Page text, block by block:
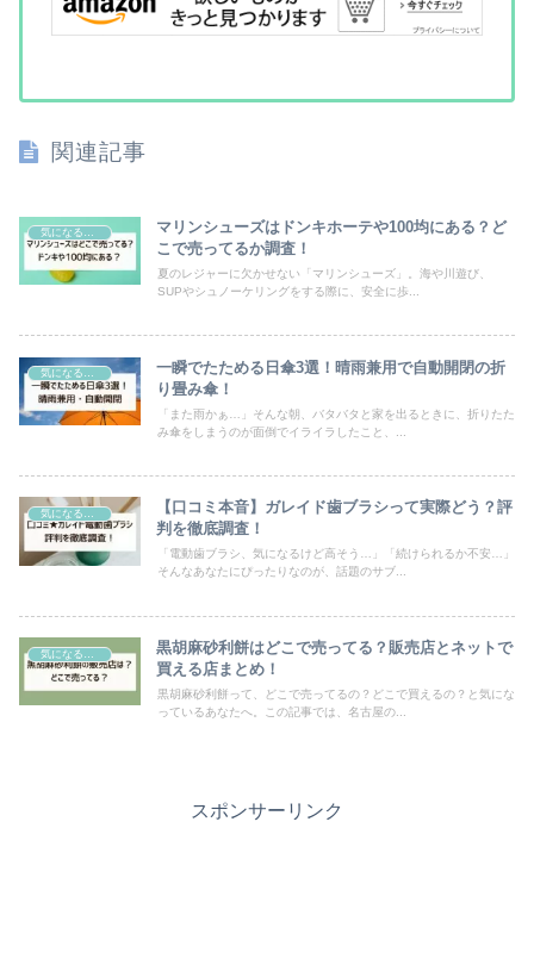
関連記事
マリンシューズはドンキホーテや100均にある？ど
こで売ってるか調査！
夏のレジャーに欠かせない「マリンシューズ」。海や川遊び、
SUPやシュノーケリングをする際に、安全に歩...
一瞬でたためる日傘3選！晴雨兼用で自動開閉の折
り畳み傘！
「また雨かぁ…」そんな朝、バタバタと家を出るときに、折りたた
み傘をしまうのが面倒でイライラしたこと、...
【口コミ本音】ガレイド歯ブラシって実際どう？評
判を徹底調査！
「電動歯ブラシ、気になるけど高そう…」「続けられるか不安…」
そんなあなたにぴったりなのが、話題のサブ...
黒胡麻砂利餅はどこで売ってる？販売店とネットで
買える店まとめ！
黒胡麻砂利餅って、どこで売ってるの？どこで買えるの？と気にな
っているあなたへ。この記事では、名古屋の...
スポンサーリンク